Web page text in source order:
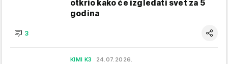
otkrio kako će izgledati svet za 5
godina
3
KIMI K3 24.07.2026.